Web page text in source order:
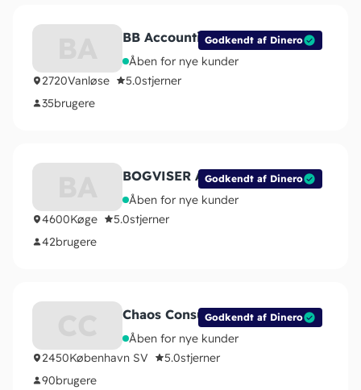
Godkendt af Dinero
BB Accounting
Åben for nye kunder
2720Vanløse 5.0stjerner
35brugere
Godkendt af Dinero
BOGVISER ApS
Åben for nye kunder
4600Køge 5.0stjerner
42brugere
Godkendt af Dinero
Chaos Consulting Group
Åben for nye kunder
2450København SV 5.0stjerner
90brugere